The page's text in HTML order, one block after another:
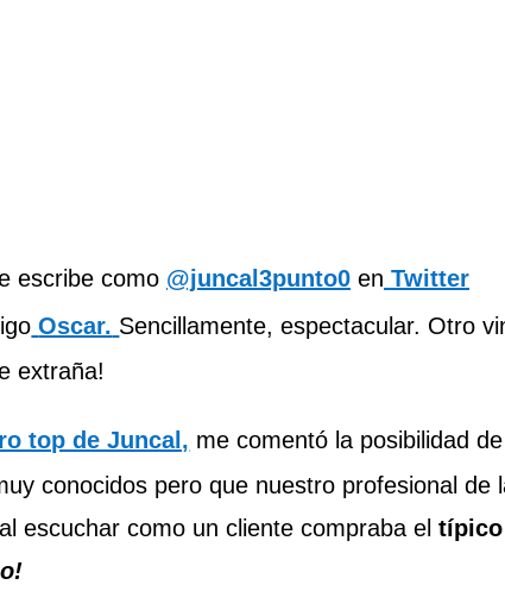
escribe como @juncal3punto0 en Twitter
Oscar. Sencillamente, espectacular. Otro
extraña!
top de Juncal, me comentó la posibilidad
conocidos pero que nuestro profesional de
escuchar como un cliente compraba el